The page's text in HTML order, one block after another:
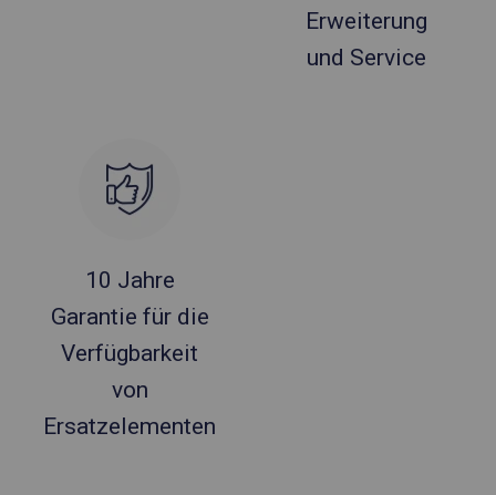
Erweiterung
und Service
10 Jahre
Garantie für die
Verfügbarkeit
von
Ersatzelementen